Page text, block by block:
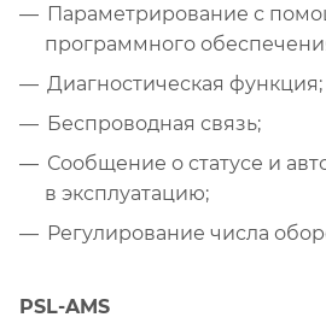
Параметрирование с
программного
Диагностическая функция;
Беспроводная связь;
Сообщение о статусе и
в эксплуатацию;
Регулирование числа
PSL-AMS